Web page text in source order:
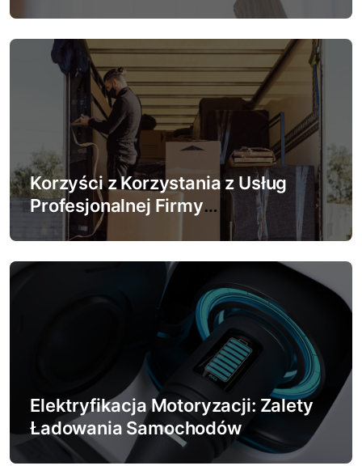
i
s
zainwestować w system chłodzenia
Korzyści z Korzystania z Usług
Profesjonalnej Firmy
Przeprowadzkowej
Elektryfikacja Motoryzacji: Zalety
Ładowania Samochodów
Elektrycznych